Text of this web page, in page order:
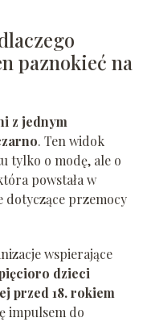
paznokieć na
z jednym
. Ten widok
tylko o modę, ale o
powstała w
dotyczące przemocy
wspierające
dzieci
przed 18. rokiem
impulsem do